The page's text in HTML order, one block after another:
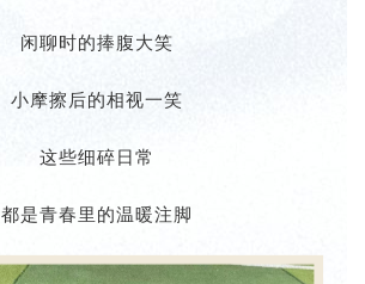
闲聊时的捧腹大笑
小摩擦后的相视一笑
这些细碎日常
都是青春里的温暖注脚